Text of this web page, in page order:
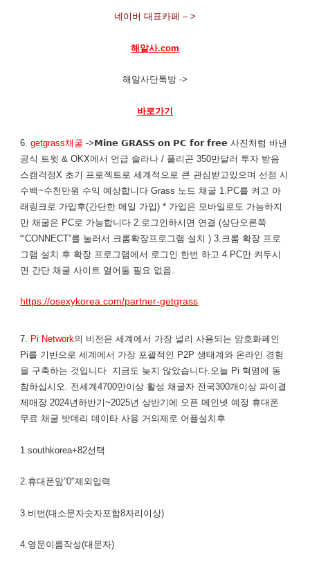
네이버 대표카페 – >
해알사.com
해알사단톡방 ->
바로가기
6.getgrass채굴 ->𝗠𝗶𝗻𝗲 𝗚𝗥𝗔𝗦𝗦 𝗼𝗻 𝗣𝗖 𝗳𝗼𝗿 𝗳𝗿𝗲𝗲 사진처럼 바낸
공식 트윗 & OKX에서 언급 솔라나 / 폴리곤 350만달러 투자 받음
스캠걱정X 초기 프로젝트로 세계적으로 큰 관심받고있으며 선점 시
수백~수천만원 수익 예상합니다 ​Grass 노드 채굴 1.PC를 켜고 아
래링크로 가입후(간단한 메일 가입) * 가입은 모바일로도 가능하지
만 채굴은 PC로 가능합니다 2.로그인하시면 ​연결 (상단오른쪽
“‘CONNECT”를 눌러서 크롬확장프로그램 설치 ) 3.크롬 확장 프로
그램 설치 후 확장 프로그램에서 로그인 한번 하고 4.PC만 켜두시
면 간단 채굴 사이트 열어둘 필요 없음.
https://osexykorea.com/partner-getgrass
7. Pi Network의 비전은 세계에서 가장 널리 사용되는 암호화폐인
Pi를 기반으로 세계에서 가장 포괄적인 P2P 생태계와 온라인 경험
을 구축하는 것입니다 지금도 늦지 않았습니다.오늘 Pi 혁명에 동
참하십시오. 전세계4700만이상 활성 채굴자 전국300개이상 파이결
제매장 2024년하반기~2025년 상반기에 오픈 메인넷 예정 휴대폰
무료 채굴 밧데리 데이타 사용 거의제로 어플설치후
1.southkorea+82선택
2.휴대폰앞”0″제외입력
3.비번(대소문자숫자포함8자리이상)
4.영문이름작성(대문자)